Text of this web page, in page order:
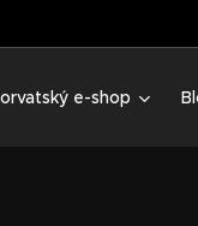
e-shop